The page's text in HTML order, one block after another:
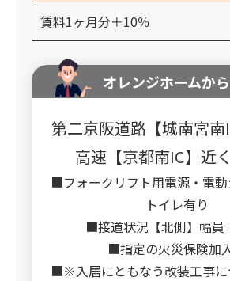
賃料1ヶ月分＋10％
オレンジホームか
第二京阪道路【城南宮
高速【京都南IC】近
■フォークリフト用電源・電動
トイレ有り
■接道状況【北側】幅員
■指定の火災保険加
■※入居にともなう改装工事に